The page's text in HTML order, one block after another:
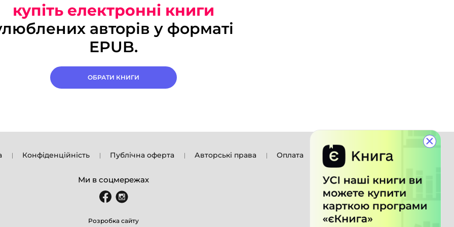
×
купіть електронні книги
авторів у форматі
EPUB.
ОБРАТИ КНИГИ
Конфіденційність Публічна оферта Авторські права Оплата
Ми в соцмережах
Розробка сайту